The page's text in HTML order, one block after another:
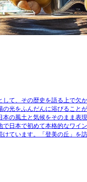
て、その歴史を語る上で
光をふんだんに浴びるこ
の風土と気候をそのまま
日本で初めて本格的なワイ
ています。「登美の丘」を